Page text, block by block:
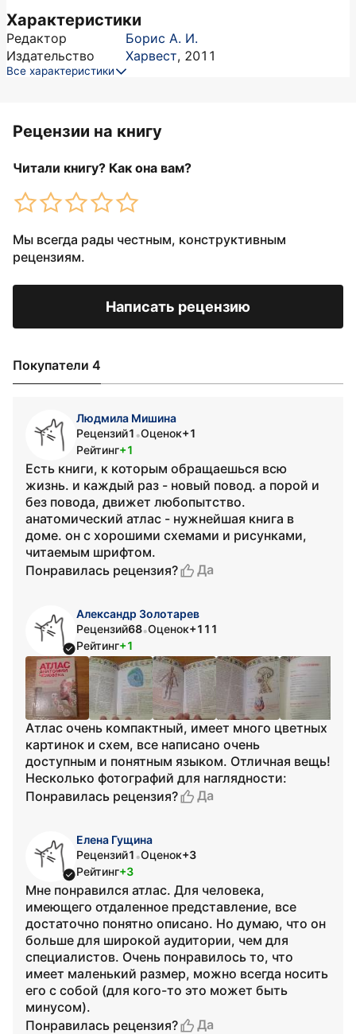
Характеристики
Редактор
Борис А. И.
Издательство
Харвест, 2011
Все характеристики
Рецензии на книгу
Читали книгу? Как она вам?
Мы всегда рады честным, конструктивным
рецензиям.
Написать рецензию
Покупатели 4
Людмила Мишина
Рецензий1 •Оценок+1
Рейтинг+1
Есть книги, к которым обращаешься всю
жизнь. и каждый раз - новый повод. а порой и
без повода, движет любопытство.
анатомический атлас - нужнейшая книга в
доме. он с хорошими схемами и рисунками,
читаемым шрифтом.
Понравилась рецензия?
Да
Александр Золотарев
Рецензий68•Оценок+111
Рейтинг+1
Атлас очень компактный, имеет много цветных
картинок и схем, все написано очень
доступным и понятным языком. Отличная вещь!
Несколько фотографий для наглядности:
Понравилась рецензия?
Да
Елена Гущина
Рецензий1 •Оценок+3
Рейтинг+3
Мне понравился атлас. Для человека,
имеющего отдаленное представление, все
достаточно понятно описано. Но думаю, что он
больше для широкой аудитории, чем для
специалистов. Очень понравилось то, что
имеет маленький размер, можно всегда носить
его с собой (для кого-то это может быть
минусом).
Понравилась рецензия?
Да